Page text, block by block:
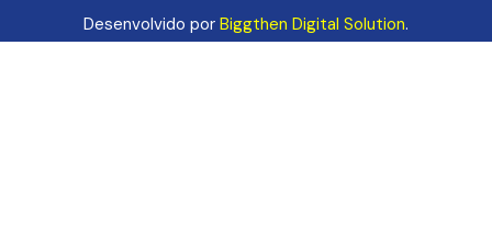
Desenvolvido por Biggthen Digital Solution.